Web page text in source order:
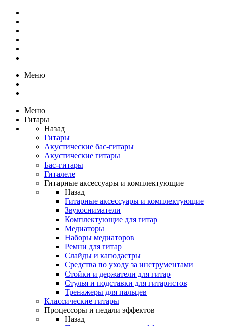
Меню
Меню
Гитары
Назад
Гитары
Акустические бас-гитары
Акустические гитары
Бас-гитары
Гиталеле
Гитарные аксессуары и комплектующие
Назад
Гитарные аксессуары и комплектующие
Звукосниматели
Комплектующие для гитар
Медиаторы
Наборы медиаторов
Ремни для гитар
Слайды и каподастры
Средства по уходу за инструментами
Стойки и держатели для гитар
Стулья и подставки для гитаристов
Тренажеры для пальцев
Классические гитары
Процессоры и педали эффектов
Назад